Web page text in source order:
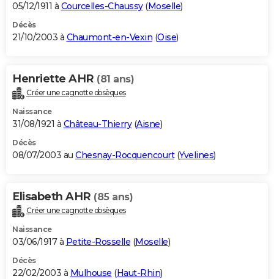
05/12/1911 à Courcelles-Chaussy(Moselle)
Décès
21/10/2003 à Chaumont-en-Vexin (Oise)
Henriette AHR (81 ans)
Créer une cagnotte obsèques
Naissance
31/08/1921 à Château-Thierry(Aisne)
Décès
08/07/2003 au Chesnay-Rocquencourt(Yvelines)
Elisabeth AHR (85 ans)
Créer une cagnotte obsèques
Naissance
03/06/1917 à Petite-Rosselle (Moselle)
Décès
22/02/2003 à Mulhouse (Haut-Rhin)